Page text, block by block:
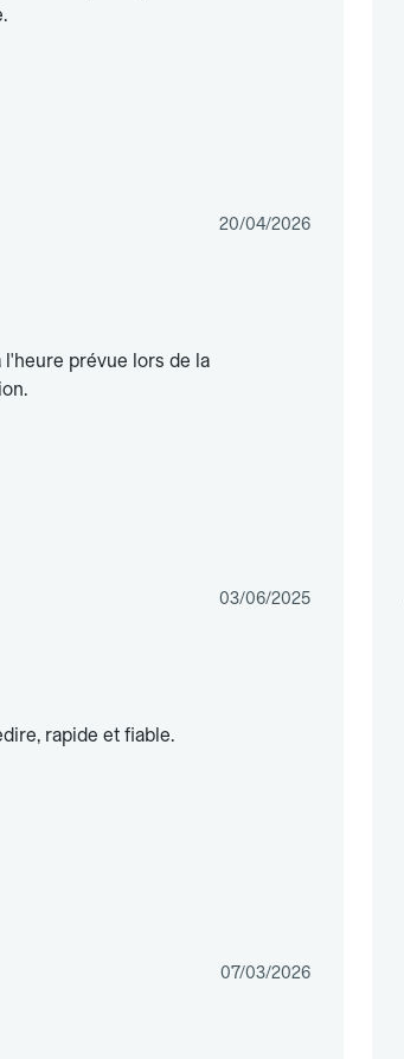
20/04/2026
l'heure prévue lors de la
03/06/2025
rapide et fiable.
07/03/2026